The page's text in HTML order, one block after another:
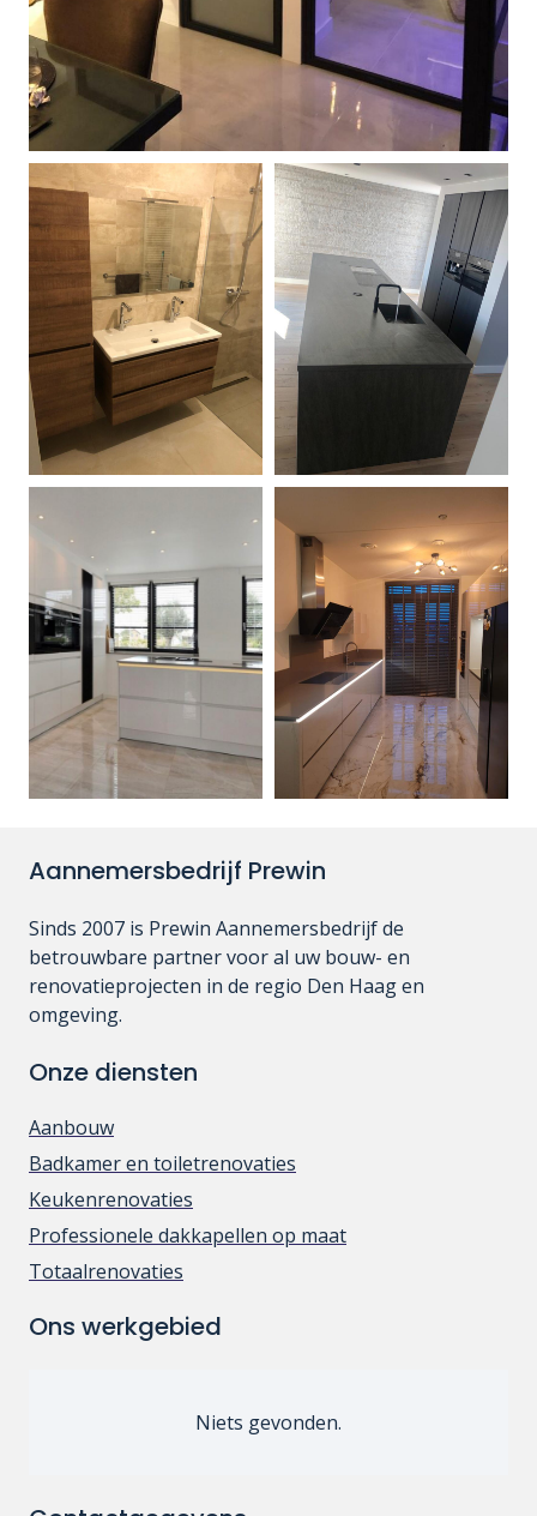
Aannemersbedrijf Prewin
Sinds 2007 is Prewin Aannemersbedrijf de
betrouwbare partner voor al uw bouw- en
renovatieprojecten in de regio Den Haag en
omgeving.
Onze diensten
Aanbouw
Badkamer en toiletrenovaties
Keukenrenovaties
Professionele dakkapellen op maat
Totaalrenovaties
Ons werkgebied
Niets gevonden.